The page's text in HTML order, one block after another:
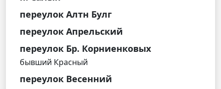
переулок Алтн Булг
переулок Апрельский
переулок Бр. Корниенковых
бывший Красный
переулок Весенний